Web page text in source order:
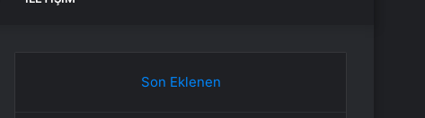
Son Eklenen